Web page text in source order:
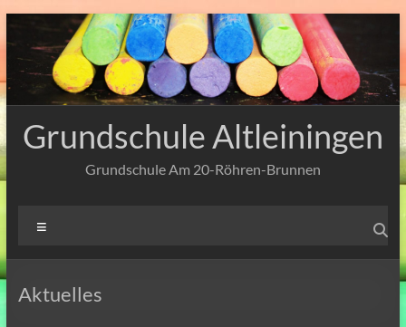
Zum
Inhalt
springen
Grundschule Altleiningen
Grundschule Am 20-Röhren-Brunnen
Aktuelles